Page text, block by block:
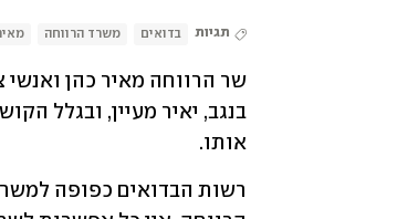
תגיות בדואים משרד הרווחה
אותו.